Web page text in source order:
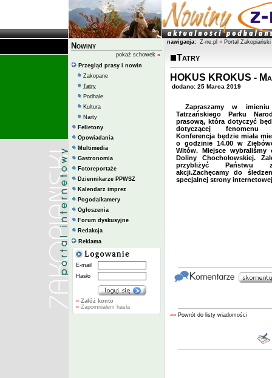
Nowiny
pokaż schowek »
Przegląd prasy i nowin
Zakopane
Tatry
Podhale
Kultura
Narty
Felietony
Opowiadania
Multimedia
Gastronomia
Fotoreportaże
Dziennikarze PPWSZ
Kalendarz imprez
Pogoda/kamery
Ogłoszenia
Forum dyskusyjne
Redakcja
Reklama
E-mail
Hasło
» Załóż konto
» Zapomniałem hasła
nawigacja: Z-ne.pl » Portal Zakopiański
Tatry
HOKUS KROKUS -
dodano: 25 Marca 2019
Zapraszamy w
Tatrzańskiego Parku
prasową, która dotyczyć
dotyczącej fenomenu
Konferencja będzie miała
o godzinie 14.00 w
Witów. Miejsce
Doliny Chochołowskiej.
przybliżyć Państwu
akcji.Zachęcamy do
specjalnej strony
«« Powrót do listy wiadomości